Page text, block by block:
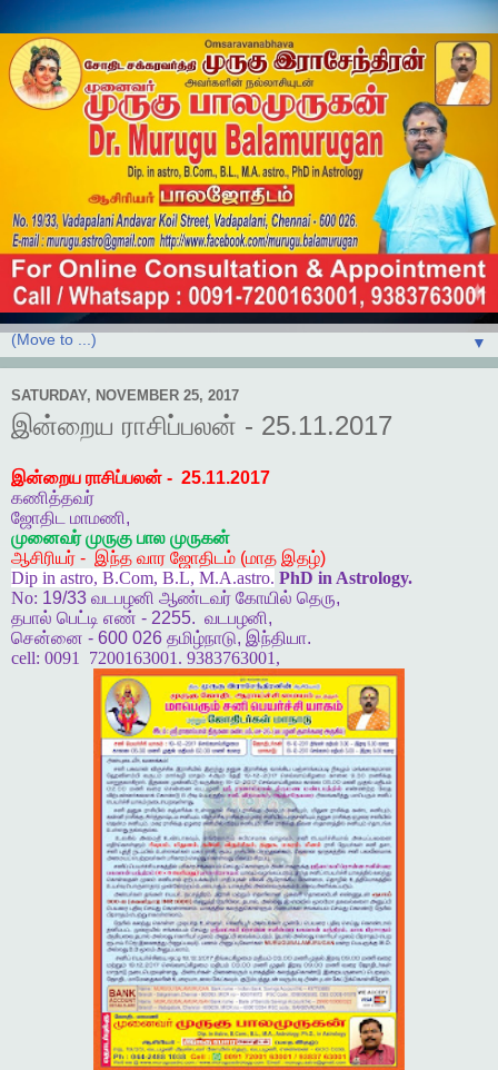
▼
SATURDAY, NOVEMBER 25, 2017
இன்றைய ராசிப்பலன் - 25.11.2017
இன்றைய ராசிப்பலன் - 25.11.2017
கணித்தவர்
ஜோதிட
மாமணி,
முனைவர் முருகு பால முருகன்
ஆசிரியர் - இந்த வார ஜோதிடம் (மாத இதழ்)
Dip in astro, B.Com, B.L, M.A.astro. PhD in Astrology.
No: 19/33 வடபழனி ஆண்டவர் கோயில் தெரு,
தபால் பெட்டி எண் - 2255. வடபழனி,
சென்னை - 600 026 தமிழ்நாடு, இந்தியா.
cell: 0091 7200163001. 9383763001,